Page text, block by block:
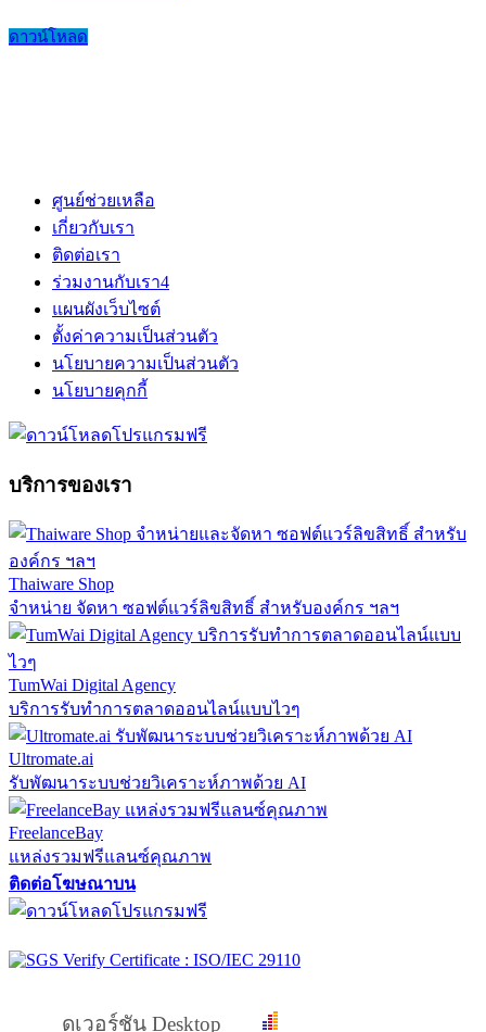
ดาวน์โหลด
ศูนย์ช่วยเหลือ
เกี่ยวกับเรา
ติดต่อเรา
ร่วมงานกับเรา4
แผนผังเว็บไซต์
ตั้งค่าความเป็นส่วนตัว
นโยบายความเป็นส่วนตัว
นโยบายคุกกี้
บริการของเรา
Thaiware Shop
จำหน่าย จัดหา ซอฟต์แวร์ลิขสิทธิ์ สำหรับองค์กร ฯลฯ
TumWai Digital Agency
บริการรับทำการตลาดออนไลน์แบบไวๆ
Ultromate.ai
รับพัฒนาระบบช่วยวิเคราะห์ภาพด้วย AI
FreelanceBay
แหล่งรวมฟรีแลนซ์คุณภาพ
ติดต่อโฆษณาบน
ดูเวอร์ชัน Desktop